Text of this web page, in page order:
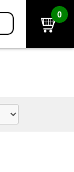
0